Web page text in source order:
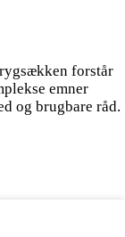
forstår
emner
og brugbare råd.